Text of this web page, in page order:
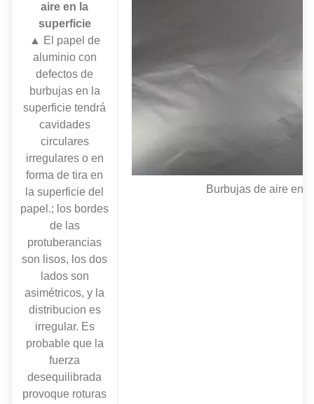
aire en la
superficie
▲ El papel de
aluminio con
defectos de
burbujas en la
superficie tendrá
cavidades
circulares
irregulares o en
forma de tira en
la superficie del
papel.; los bordes
de las
protuberancias
son lisos, los dos
lados son
asimétricos, y la
distribucion es
irregular. Es
probable que la
fuerza
desequilibrada
provoque roturas
Burbujas de aire en